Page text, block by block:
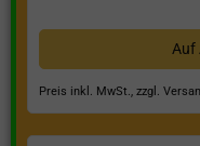
Auf
Preis inkl. MwSt., zzgl.